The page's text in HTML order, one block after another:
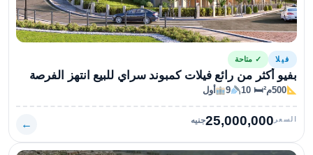
فيلا ✓ متاحة
بفيو أكثر من رائع فيلات كمبوند سراي للبيع انتهز الفرصة
500م² 🛏 10
9 أول
السعر 25,000,000جنيه ←